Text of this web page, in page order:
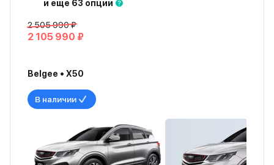
и еще 63 опции
2 505 990 ₽
2 105 990 ₽
Belgee • X50
В наличии